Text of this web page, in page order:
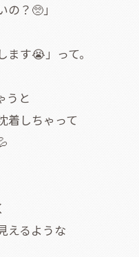
の？🥺」
ます😭」って。
うと
着しちゃって
えるような